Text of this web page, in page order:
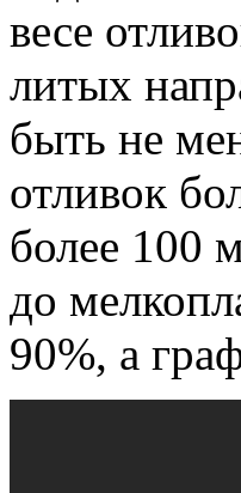
весе
литых
быть не
отливок
более 100
до
90%, а